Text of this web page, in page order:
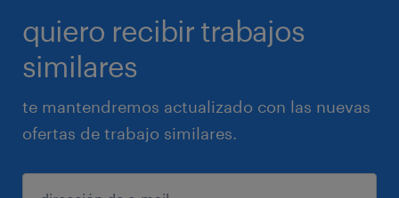
quiero recibir trabajos
similares
te mantendremos actualizado con las nuevas
ofertas de trabajo similares.